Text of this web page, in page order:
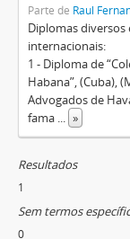
Parte de Raul
Diplomas
internacionais:
1 - Diploma de
Habana”, (Cuba),
Advogados de
fama ... »
Resultados
1
Sem termos
0